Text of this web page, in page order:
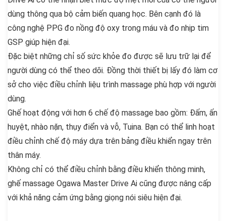
dùng thông qua bộ cảm biến quang học. Bên cạnh đó là
công nghệ PPG đo nồng độ oxy trong máu và đo nhịp tim
GSP giúp hiện đại.
Đặc biệt những chỉ số sức khỏe đo được sẽ lưu trữ lại để
người dùng có thể theo dõi. Đồng thời thiết bị lấy đó làm cơ
sở cho việc điều chỉnh liệu trình massage phù hợp với người
dùng.
Ghế hoạt động với hơn 6 chế độ massage bao gồm: Đấm, ấn
huyệt, nhào nặn, thụy điển và vỗ, Tuina. Bạn có thể linh hoạt
điều chỉnh chế độ máy dựa trên bảng điều khiển ngay trên
thân máy.
Không chỉ có thể điều chỉnh bằng điều khiển thông minh,
ghế massage Ogawa Master Drive Ai cũng được nâng cấp
với khả năng cảm ứng bằng giọng nói siêu hiện đại.